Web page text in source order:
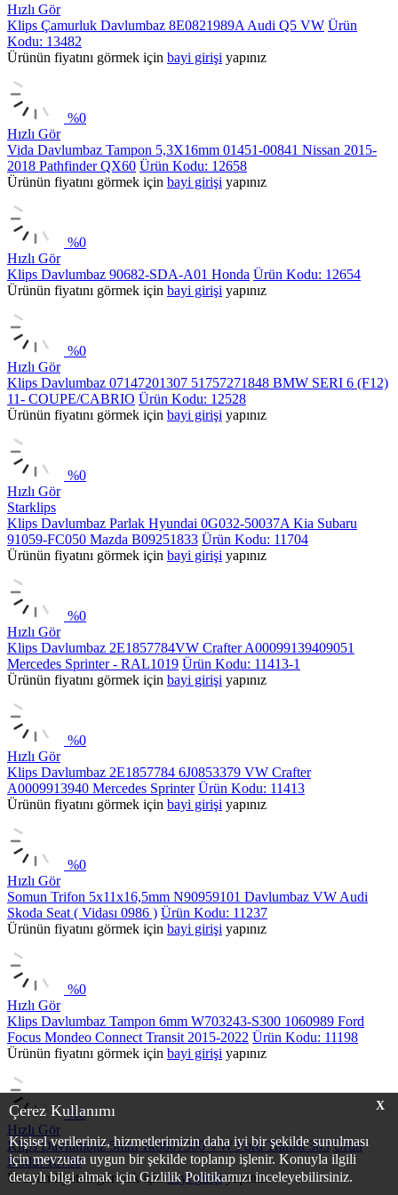
X
Çerez Kullanımı
Kişisel verileriniz, hizmetlerimizin daha iyi bir şekilde sunulması
için mevzuata uygun bir şekilde toplanıp işlenir. Konuyla ilgili
detaylı bilgi almak için Gizlilik Politikamızı inceleyebilirsiniz.
Hızlı Gör
Klips Çamurluk Davlumbaz 8E0821989A Audi Q5 VW Ürün
Kodu: 13482
Ürünün fiyatını görmek için bayi girişi yapınız
%0
Hızlı Gör
Vida Davlumbaz Tampon 5,3X16mm 01451-00841 Nissan 2015-
2018 Pathfinder QX60 Ürün Kodu: 12658
Ürünün fiyatını görmek için bayi girişi yapınız
%0
Hızlı Gör
Klips Davlumbaz 90682-SDA-A01 Honda Ürün Kodu: 12654
Ürünün fiyatını görmek için bayi girişi yapınız
%0
Hızlı Gör
Klips Davlumbaz 07147201307 51757271848 BMW SERI 6 (F12)
11- COUPE/CABRIO Ürün Kodu: 12528
Ürünün fiyatını görmek için bayi girişi yapınız
%0
Hızlı Gör
Starklips
Klips Davlumbaz Parlak Hyundai 0G032-50037A Kia Subaru
91059-FC050 Mazda B09251833 Ürün Kodu: 11704
Ürünün fiyatını görmek için bayi girişi yapınız
%0
Hızlı Gör
Klips Davlumbaz 2E1857784VW Crafter A00099139409051
Mercedes Sprinter - RAL1019 Ürün Kodu: 11413-1
Ürünün fiyatını görmek için bayi girişi yapınız
%0
Hızlı Gör
Klips Davlumbaz 2E1857784 6J0853379 VW Crafter
A0009913940 Mercedes Sprinter Ürün Kodu: 11413
Ürünün fiyatını görmek için bayi girişi yapınız
%0
Hızlı Gör
Somun Trifon 5x11x16,5mm N90959101 Davlumbaz VW Audi
Skoda Seat ( Vidası 0986 ) Ürün Kodu: 11237
Ürünün fiyatını görmek için bayi girişi yapınız
%0
Hızlı Gör
Klips Davlumbaz Tampon 6mm W703243-S300 1060989 Ford
Focus Mondeo Connect Transit 2015-2022 Ürün Kodu: 11198
Ürünün fiyatını görmek için bayi girişi yapınız
%0
Hızlı Gör
Klips Davlumbaz 5mm 1k0807300 VW Ford Transit 363 Ürün
Kodu: 10790
Ürünün fiyatını görmek içinbayi girişiyapınız